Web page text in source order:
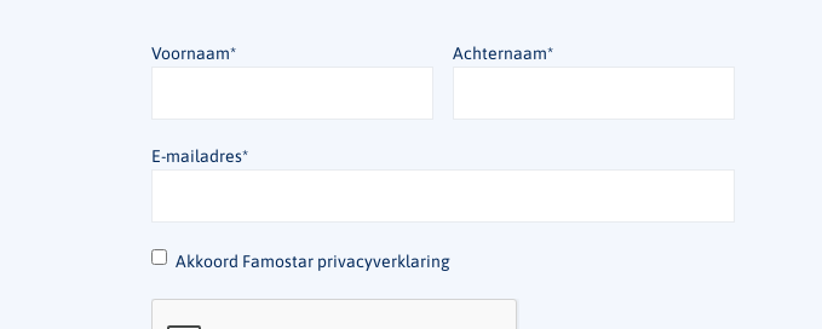
Voornaam* Achternaam*
E-mailadres*
* Akkoord Famostar privacyverklaring